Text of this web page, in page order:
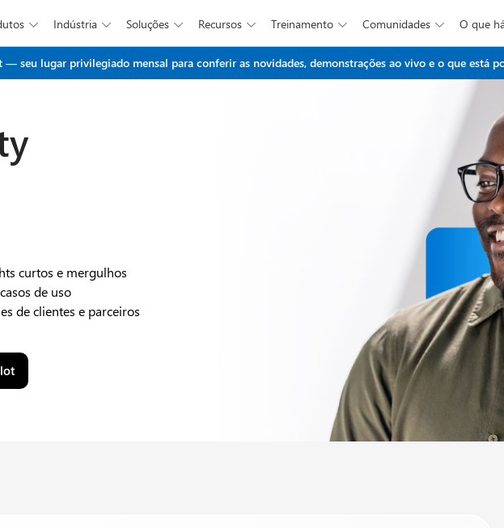
Ir para o conteúdo principal
 Indústria  Soluções  Recursos  Treinamento  Comunidades  O que
seu lugar privilegiado mensal para conferir as novidades, demonstrações ao vivo e o que está
curtos e mergulhos
de uso
de clientes e parceiros